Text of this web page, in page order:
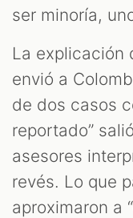
ser minoría,
La explicación
envió a
de dos casos
reportado”
asesores
revés. Lo que
aproximaron a